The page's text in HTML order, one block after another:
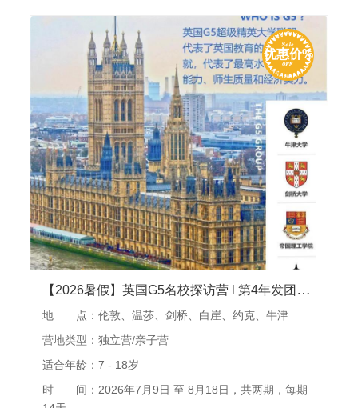
优惠价%
【2026暑假】英国G5名校探访营 l 第4年发团，牛津、剑桥、帝国理工等名校深度探访，哈利波特等30+热门景点，可独立可亲子
地 点：伦敦、温莎、剑桥、白崖、约克、牛津
营地类型：独立营/亲子营
适合年龄：7 - 18岁
时 间：2026年7月9日 至 8月18日，共两期，每期